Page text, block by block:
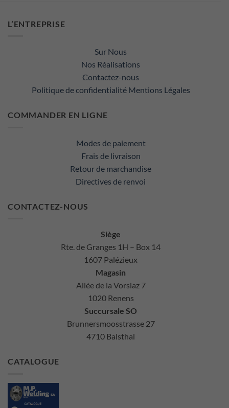
L’ENTREPRISE
Sur Nous
Nos Réalisations
Contactez-nous
Politique de confidentialité Mentions Légales
COMMANDER EN LIGNE
Modes de paiement
Frais de livraison
Retour de marchandise
Directives de renvoi
CONTACTEZ-NOUS
Siège
Rte. de Granges 1H – Box 14
1607 Palézieux
Magasin
Allée de la Vorsiaz 7
1020 Renens
Succursale SO
Brunnersmoosstrasse 27
4710 Balsthal
CATALOGUE